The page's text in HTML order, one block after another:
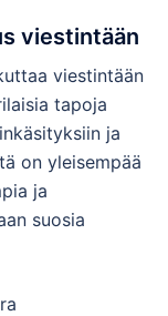
viestintään
viestintään
tapoja
ja
on yleisempää
ja
suosia